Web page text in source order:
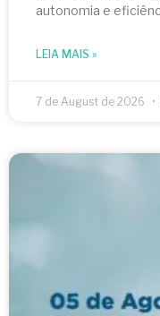
autonomia e
LEIA MAIS »
7 de August de 2026